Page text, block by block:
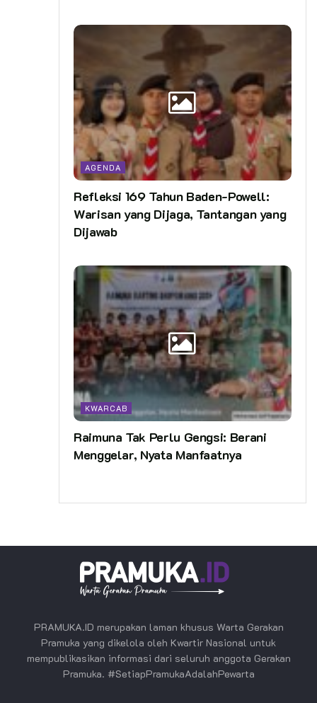
AGENDA
Refleksi 169 Tahun Baden-Powell:
Warisan yang Dijaga, Tantangan yang
Dijawab
KWARCAB
Raimuna Tak Perlu Gengsi: Berani
Menggelar, Nyata Manfaatnya
PRAMUKA.ID merupakan laman khusus Warta Gerakan
Pramuka yang dikelola oleh Kwartir Nasional untuk
mempublikasikan informasi dari seluruh anggota Gerakan
Pramuka. #SetiapPramukaAdalahPewarta